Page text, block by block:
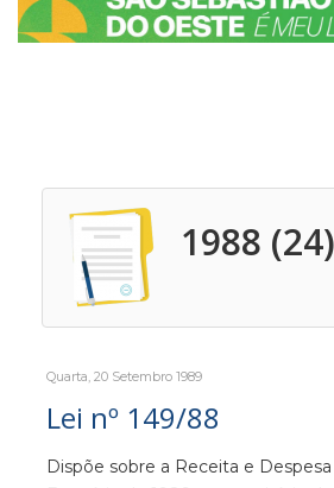
1988 (24)
Quarta, 20 Setembro 1989
Lei nº 149/88
Dispõe sobre a Receita e